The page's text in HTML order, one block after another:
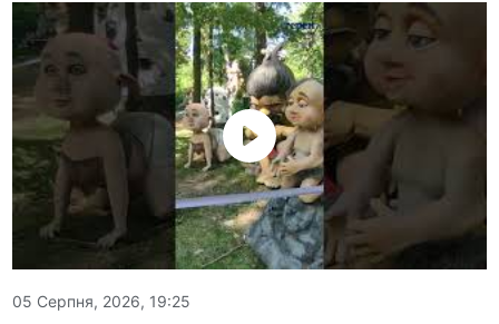
05 Серпня, 2026, 19:25